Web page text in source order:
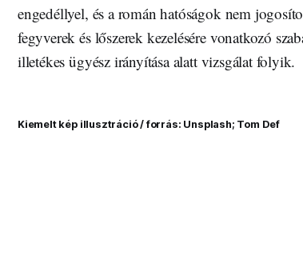
engedéllyel, és a román hatóságok nem
fegyverek és lőszerek kezelésére vonatkozó
illetékes ügyész irányítása alatt vizsgálat folyik.
Kiemelt kép illusztráció / forrás: Unsplash; Tom Def